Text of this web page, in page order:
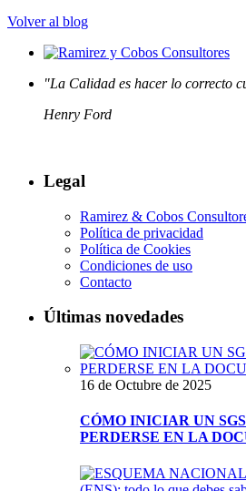
Volver al blog
"La Calidad es hacer lo correcto
Henry Ford
Legal
Ramirez & Cobos
Política de privacidad
Política de Cookies
Condiciones de uso
Contacto
Últimas novedades
16 de Octubre de 2025
CÓMO INICIAR UN
PERDERSE EN LA